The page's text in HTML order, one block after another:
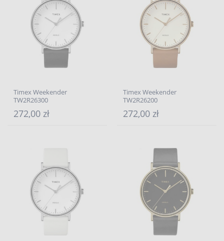
Timex Weekender
TW2R26300
272,00 zł
Timex Weekender
TW2R26200
272,00 zł